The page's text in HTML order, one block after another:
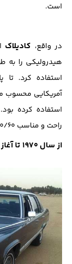
است.
در واقع، کادیلاک
هیدرولیکی را به
استفاده کرد. تا
آمریکایی محسوب
استفاده کرده
راحت و مناسب ۴۰/۶۰ نیز توسط
از سال ۱۹۷۰ تا آغاز قرن جدید